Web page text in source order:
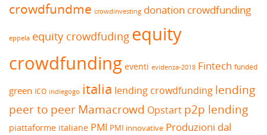
crowdfundme crowdinvesting donation crowdfunding
eppela equity crowdfuding equity
crowdfunding eventi evidenza-2018 Fintech funded
green ICO indiegogo italia lending crowdfunding lending
peer to peerMamacrowd Opstart p2p lending
piattaforme italiane PMI PMI innovative Produzioni dal